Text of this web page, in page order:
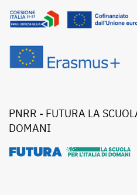
PNRR - FUTURA LA
DOMANI